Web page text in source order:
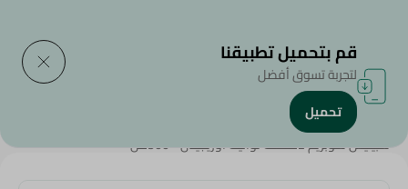
الرئيسية/منتجات سبينيس
سبينيس سوبريم 2منظف تواليت اوريجينال - 500مل
قم بتحميل تطبيقنا
لتجربة تسوق أفضل
تحميل